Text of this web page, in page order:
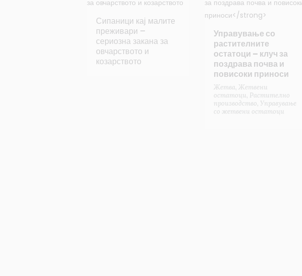
Сипаници кај малите
преживари –
сериозна закана за
овчарството и
козарството
Управување со
растителните
остатоци – клуч за
поздрава почва и
повисоки приноси
Жетва, Жетвени
остатоци, Растително
производство, Управување
со жетвени остатоци